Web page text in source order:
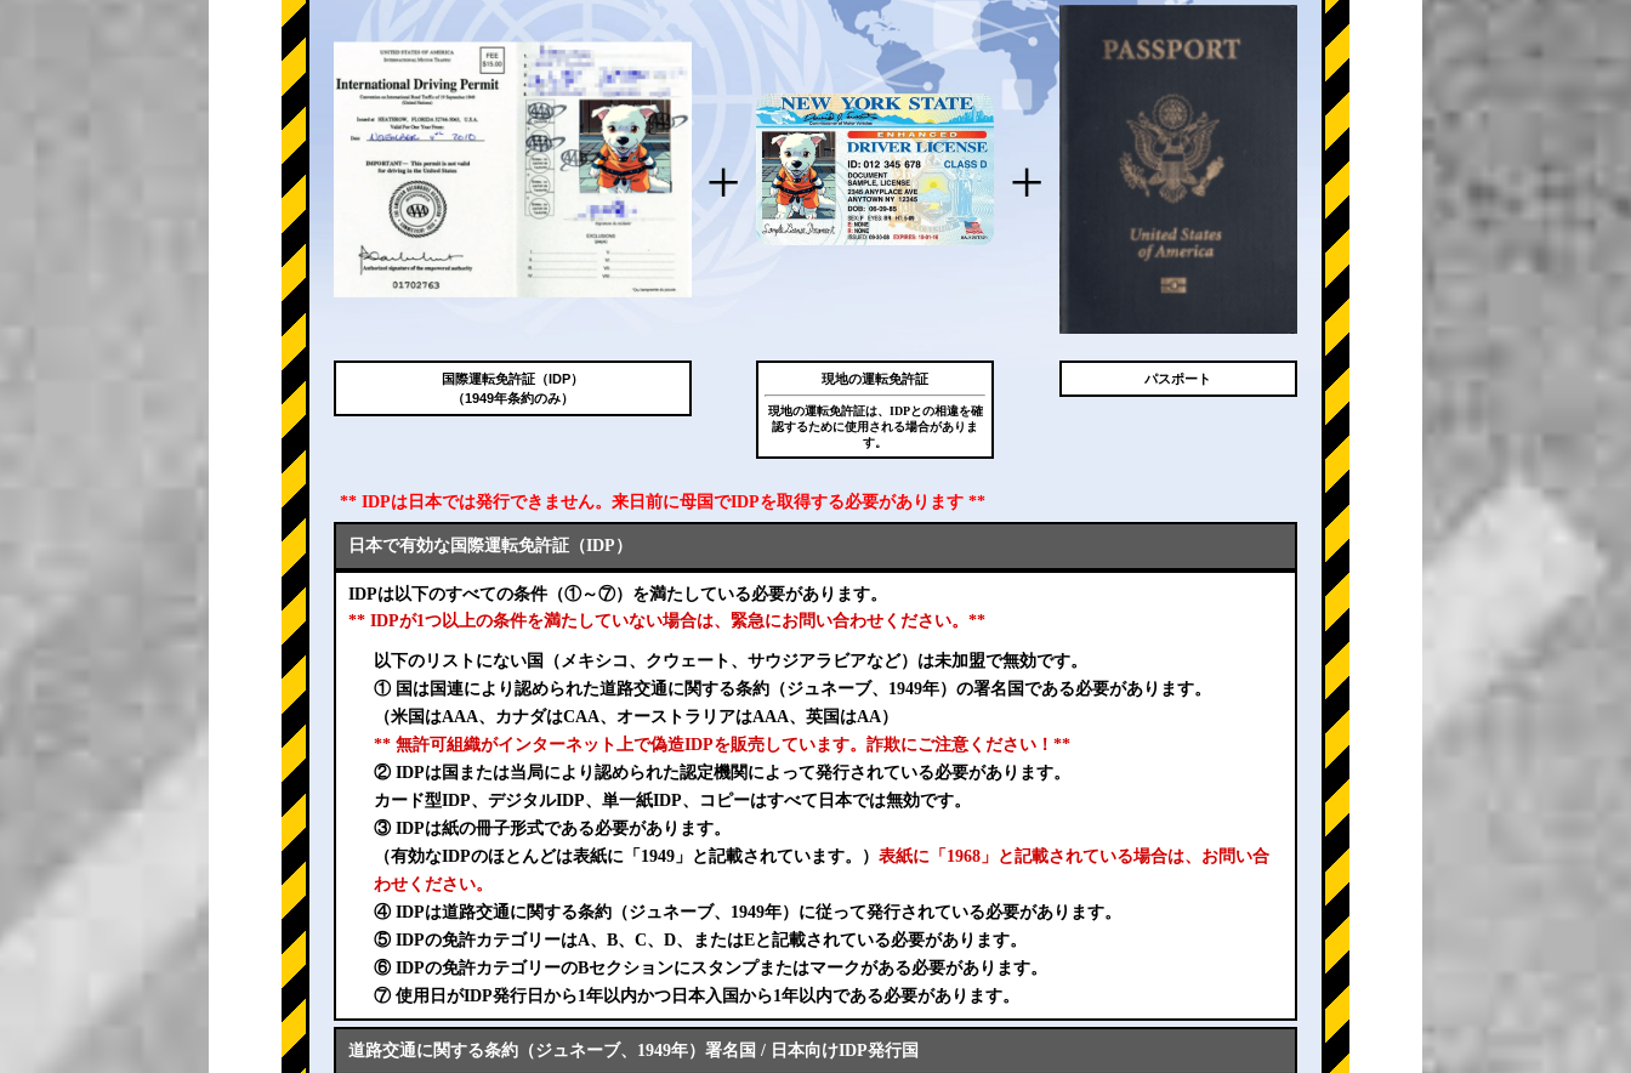
+ +
国際運転免許証（IDP）
（1949年条約のみ）
現地の運転免許証
現地の運転免許証は、IDPとの相違を確
認するために使用される場合がありま
す。
パスポート
** IDPは日本では発行できません。来日前に母国でIDPを取得する必要があります **
日本で有効な国際運転免許証（IDP）
IDPは以下のすべての条件（①～⑦）を満たしている必要があります。
** IDPが1つ以上の条件を満たしていない場合は、緊急にお問い合わせください。**
以下のリストにない国（メキシコ、クウェート、サウジアラビアなど）は未加盟で無効です。
① 国は国連により認められた道路交通に関する条約（ジュネーブ、1949年）の署名国である必要があります。
（米国はAAA、カナダはCAA、オーストラリアはAAA、英国はAA）
** 無許可組織がインターネット上で偽造IDPを販売しています。詐欺にご注意ください！**
② IDPは国または当局により認められた認定機関によって発行されている必要があります。
カード型IDP、デジタルIDP、単一紙IDP、コピーはすべて日本では無効です。
③ IDPは紙の冊子形式である必要があります。
（有効なIDPのほとんどは表紙に「1949」と記載されています。） 表紙に「1968」と記載されている場合は、お問い合
わせください。
④ IDPは道路交通に関する条約（ジュネーブ、1949年）に従って発行されている必要があります。
⑤ IDPの免許カテゴリーはA、B、C、D、またはEと記載されている必要があります。
⑥ IDPの免許カテゴリーのBセクションにスタンプまたはマークがある必要があります。
⑦ 使用日がIDP発行日から1年以内かつ日本入国から1年以内である必要があります。
道路交通に関する条約（ジュネーブ、1949年）署名国 / 日本向けIDP発行国